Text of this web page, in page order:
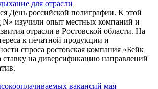
для отрасли
День российской полиграфии. К этой
N» изучили опыт местных компаний и
отрасли в Ростовской области. На
к печатной продукции и
спроса ростовская компания «Бейк
ставку на диверсификацию направлений